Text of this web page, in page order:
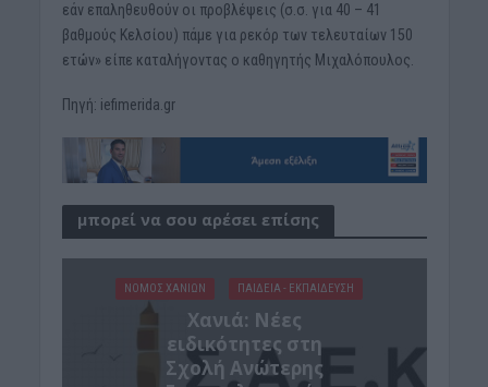
εάν επαληθευθούν οι προβλέψεις (σ.σ. για 40 – 41
βαθμούς Κελσίου) πάμε για ρεκόρ των τελευταίων 150
ετών» είπε καταλήγοντας ο καθηγητής Μιχαλόπουλος.
Πηγή: iefimerida.gr
μπορεί να σου αρέσει επίσης
ΝΟΜΌΣ ΧΑΝΊΩΝ ΠΑΙΔΕΙΑ - ΕΚΠΑΙΔΕΥΣΗ
Χανιά: Νέες
ειδικότητες στη
Σχολή Ανώτερης